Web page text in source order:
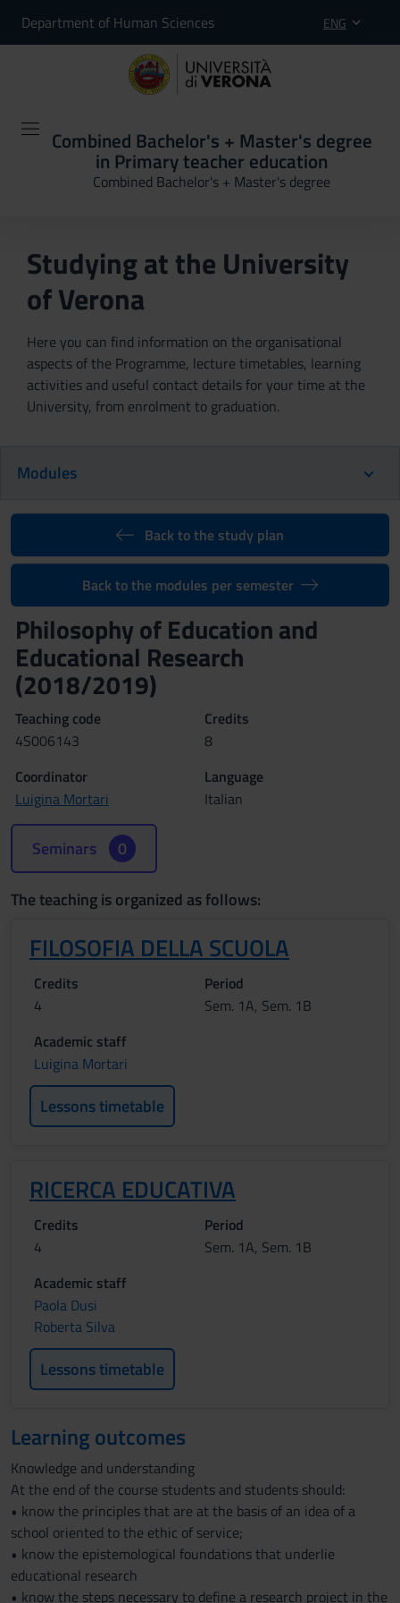
Department of Human Sciences ENG
Combined Bachelor's + Master's degree
in Primary teacher education
Combined Bachelor's + Master's degree
Studying at the University
of Verona
Here you can find information on the organisational
aspects of the Programme, lecture timetables, learning
activities and useful contact details for your time at the
University, from enrolment to graduation.
Modules
Back to the study plan
Back to the modules per semester
Philosophy of Education and
Educational Research
(2018/2019)
Teaching code
4S006143
Credits
8
Coordinator
Luigina Mortari
Language
Italian
Seminars 0
The teaching is organized as follows:
FILOSOFIA DELLA SCUOLA
Credits
4
Period
Sem. 1A, Sem. 1B
Academic staff
Luigina Mortari
Lessons timetable
RICERCA EDUCATIVA
Credits
4
Period
Sem. 1A, Sem. 1B
Academic staff
Paola Dusi
Roberta Silva
Lessons timetable
Learning outcomes
Knowledge and understanding
At the end of the course students and students should:
• know the principles that are at the basis of an idea of a
school oriented to the ethic of service;
• know the epistemological foundations that underlie
educational research
• know the steps necessary to define a research project in the